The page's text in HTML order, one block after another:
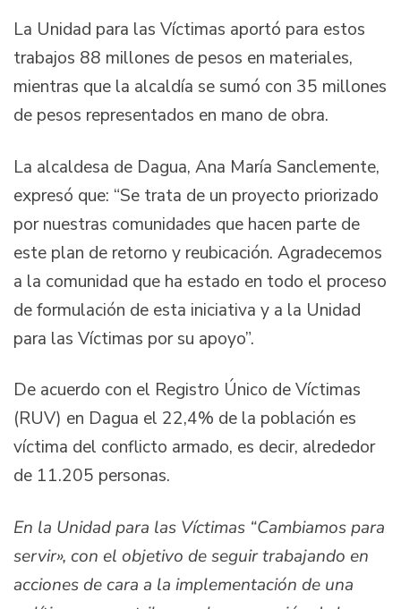
La Unidad para las Víctimas aportó para estos
trabajos 88 millones de pesos en materiales,
mientras que la alcaldía se sumó con 35 millones
de pesos representados en mano de obra.
La alcaldesa de Dagua, Ana María Sanclemente,
expresó que: “Se trata de un proyecto priorizado
por nuestras comunidades que hacen parte de
este plan de retorno y reubicación. Agradecemos
a la comunidad que ha estado en todo el proceso
de formulación de esta iniciativa y a la Unidad
para las Víctimas por su apoyo”.
De acuerdo con el Registro Único de Víctimas
(RUV) en Dagua el 22,4% de la población es
víctima del conflicto armado, es decir, alrededor
de 11.205 personas.
En la Unidad para las Víctimas “Cambiamos para
servir», con el objetivo de seguir trabajando en
acciones de cara a la implementación de una